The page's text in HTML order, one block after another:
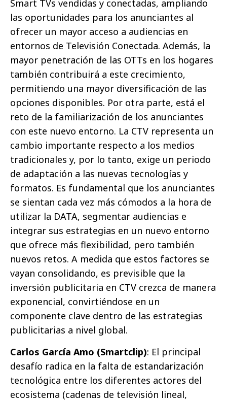
Smart TVs vendidas y conectadas, ampliando
las oportunidades para los anunciantes al
ofrecer un mayor acceso a audiencias en
entornos de Televisión Conectada. Además, la
mayor penetración de las OTTs en los hogares
también contribuirá a este crecimiento,
permitiendo una mayor diversificación de las
opciones disponibles. Por otra parte, está el
reto de la familiarización de los anunciantes
con este nuevo entorno. La CTV representa un
cambio importante respecto a los medios
tradicionales y, por lo tanto, exige un periodo
de adaptación a las nuevas tecnologías y
formatos. Es fundamental que los anunciantes
se sientan cada vez más cómodos a la hora de
utilizar la DATA, segmentar audiencias e
integrar sus estrategias en un nuevo entorno
que ofrece más flexibilidad, pero también
nuevos retos. A medida que estos factores se
vayan consolidando, es previsible que la
inversión publicitaria en CTV crezca de manera
exponencial, convirtiéndose en un
componente clave dentro de las estrategias
publicitarias a nivel global.
Carlos García Amo (Smartclip): El principal
desafío radica en la falta de estandarización
tecnológica entre los diferentes actores del
ecosistema (cadenas de televisión lineal,